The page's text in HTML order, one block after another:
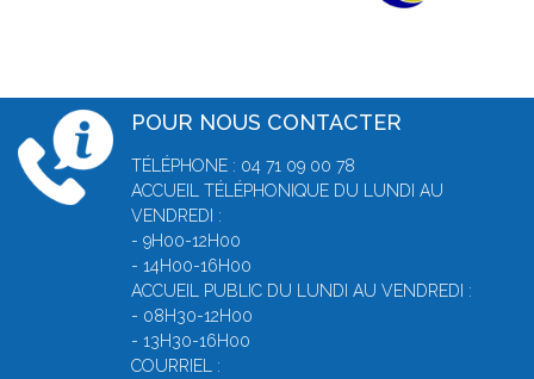
POUR NOUS CONTACTER
TÉLÉPHONE : 04 71 09 00 78
ACCUEIL TÉLÉPHONIQUE DU LUNDI AU
VENDREDI :
- 9H00-12H00
- 14H00-16H00
ACCUEIL PUBLIC DU LUNDI AU VENDREDI :
- 08H30-12H00
- 13H30-16H00
COURRIEL :